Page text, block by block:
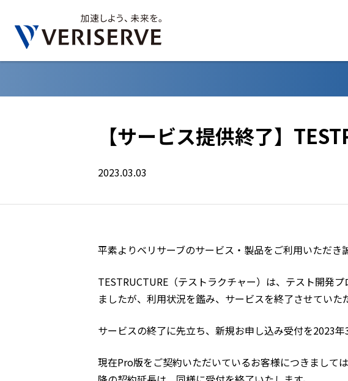
【サービス提供終了】
2023.03.03
平素よりベリサーブのサービス・製品をご利用いただき
TESTRUCTURE（テストラクチャー）は、テスト開発
ましたが、利用状況を鑑み、サービスを終了させていた
サービスの終了に先立ち、新規お申し込み受付を2023
現在Pro版をご契約いただいているお客様につきまして